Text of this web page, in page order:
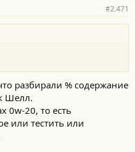
#2.471
разбирали % содержание
Шелл.
0w-20, то есть
или тестить или